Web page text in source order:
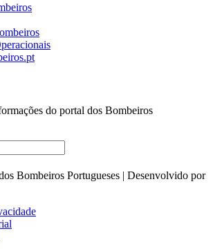
do portal dos Bombeiros
Bombeiros Portugueses | Desenvolvido por